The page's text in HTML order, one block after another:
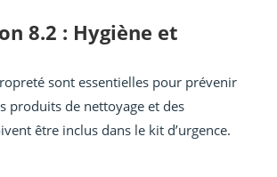
8.2 : Hygiène et
sont essentielles pour prévenir
produits de nettoyage et des
être inclus dans le kit d’urgence.